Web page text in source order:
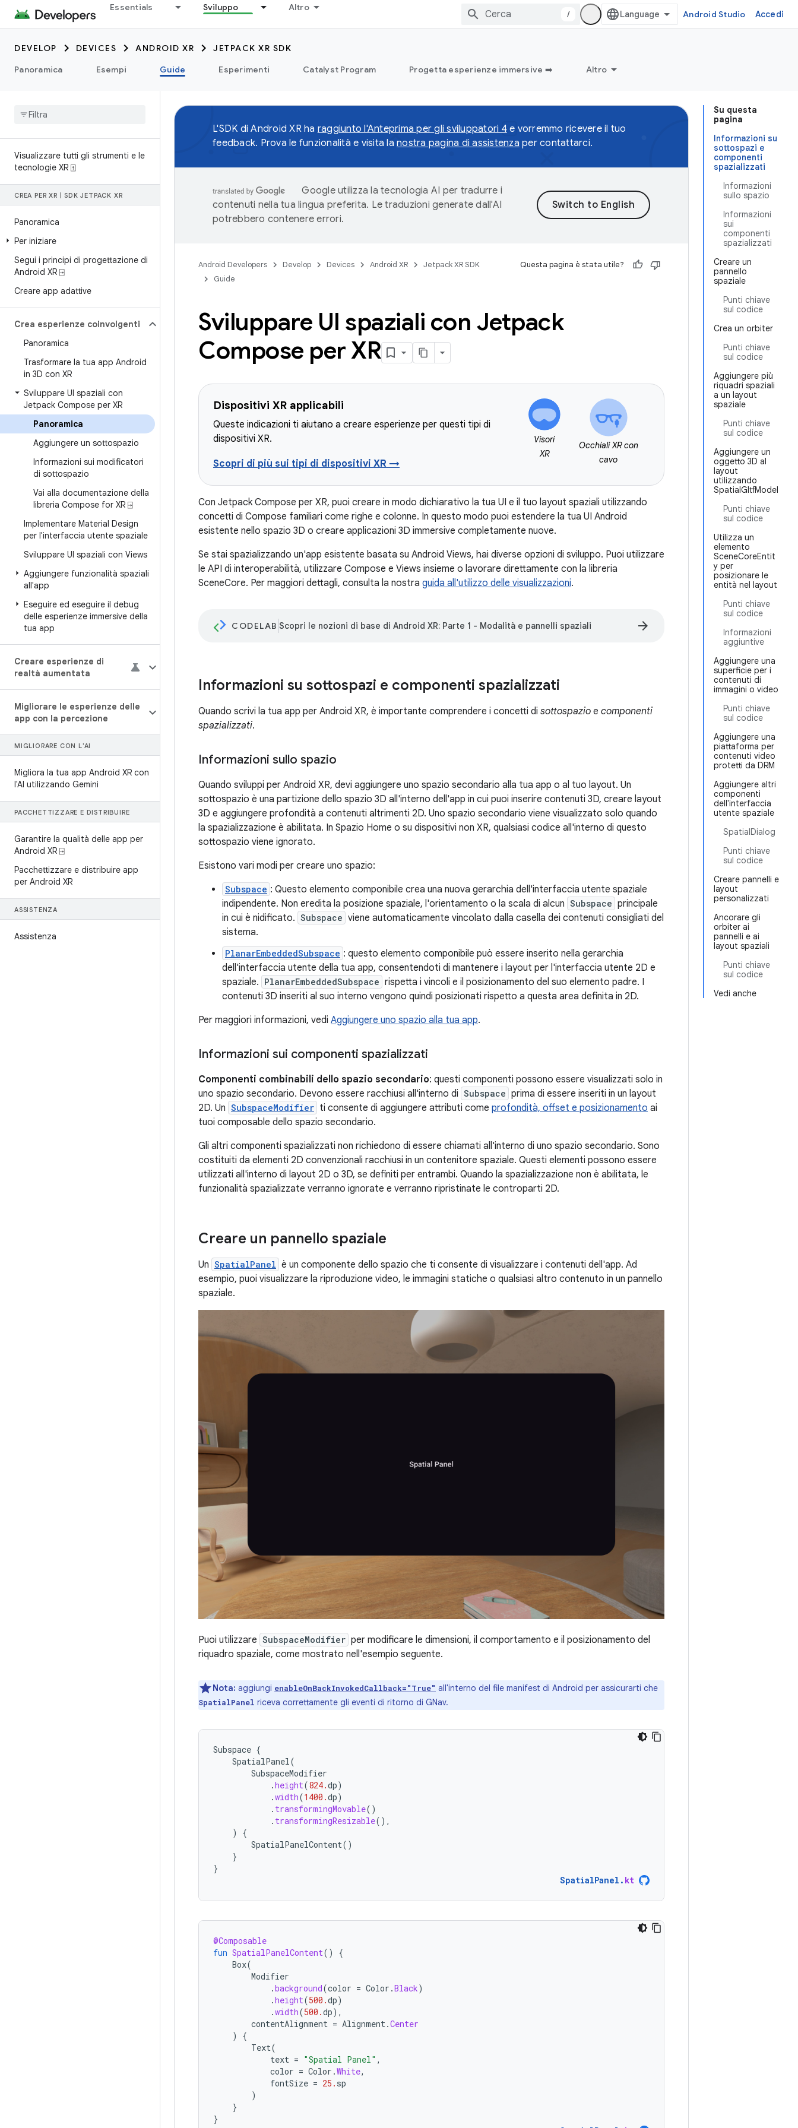
Essentials Sviluppo Altro
/ Android Studio Accedi
DEVELOP DEVICES ANDROID XR
JETPACK XR SDK
Panoramica
Esempi Guide Esperimenti Catalyst Program Progetta esperienze immersive ➡️ Altro
Visualizzare tutti gli strumenti e le
tecnologie XR ⍐
CREA PER XR SDK JETPACK XR
Panoramica
Per iniziare
Segui i principi di progettazione di
Android XR ⍈
Creare app adattive
Crea esperienze coinvolgenti
Panoramica
Trasformare la tua app Android
in 3D con XR
Sviluppare UI spaziali con
Jetpack Compose per XR
Panoramica
Aggiungere un sottospazio
Informazioni sui modificatori
di sottospazio
Vai alla documentazione della
libreria Compose for XR ⍈
Implementare Material Design
per l'interfaccia utente spaziale
Sviluppare UI spaziali con Views
Aggiungere funzionalità spaziali
all'app
Eseguire ed eseguire il debug
delle esperienze immersive della
tua app
Creare esperienze di
realtà aumentata
Migliorare le esperienze delle
app con la percezione
MIGLIORARE CON L'AI
Migliora la tua app Android XR con
l'AI utilizzando Gemini
PACCHETTIZZARE E DISTRIBUIRE
Garantire la qualità delle app per
Android XR ⍈
Pacchettizzare e distribuire app
per Android XR
ASSISTENZA
Assistenza
Su questa
pagina
Informazioni su
sottospazi e
componenti
spazializzati
Informazioni
sullo spazio
Informazioni
sui
componenti
spazializzati
Creare un
pannello
spaziale
Punti chiave
sul codice
Crea un orbiter
Punti chiave
sul codice
Aggiungere più
riquadri spaziali
a un layout
spaziale
Punti chiave
sul codice
Aggiungere un
oggetto 3D al
layout
utilizzando
SpatialGltfModel
Punti chiave
sul codice
Utilizza un
elemento
SceneCoreEntit
y per
posizionare le
entità nel layout
Punti chiave
sul codice
Informazioni
aggiuntive
Aggiungere una
superficie per i
contenuti di
immagini o video
Punti chiave
sul codice
Aggiungere una
piattaforma per
contenuti video
protetti da DRM
Aggiungere altri
componenti
dell'interfaccia
utente spaziale
SpatialDialog
Punti chiave
sul codice
Creare pannelli e
layout
personalizzati
Ancorare gli
orbiter ai
pannelli e ai
layout spaziali
Punti chiave
sul codice
Vedi anche
L'SDK di Android XR ha raggiunto l'Anteprima per gli sviluppatori 4e vorremmo ricevere il tuo
feedback. Prova le funzionalità e visita la nostra pagina di assistenza per contattarci.
Google utilizza la tecnologia AI per tradurre i
contenuti nella tua lingua preferita. Le traduzioni generate dall'AI
potrebbero contenere errori.
Android Developers Develop Devices Android XR
Jetpack XR SDK
Guide
Questa pagina è stata utile?
Sviluppare UI spaziali con Jetpack
Compose per XR
Dispositivi XR applicabili
Queste indicazioni ti aiutano a creare esperienze per questi tipi di
dispositivi XR.
Scopri di più sui tipi di dispositivi XR →
Visori
XR
Occhiali XR con
cavo
Con Jetpack Compose per XR, puoi creare in modo dichiarativo la tua UI e il tuo layout spaziali utilizzando
concetti di Compose familiari come righe e colonne. In questo modo puoi estendere la tua UI Android
esistente nello spazio 3D o creare applicazioni 3D immersive completamente nuove.
Se stai spazializzando un'app esistente basata su Android Views, hai diverse opzioni di sviluppo. Puoi utilizzare
le API di interoperabilità, utilizzare Compose e Views insieme o lavorare direttamente con la libreria
SceneCore. Per maggiori dettagli, consulta la nostra guida all'utilizzo delle visualizzazioni.
CODELAB Scopri le nozioni di base di Android XR: Parte 1 - Modalità e pannelli spaziali arrow_forward
Informazioni su sottospazi e componenti spazializzati
Quando scrivi la tua app per Android XR, è importante comprendere i concetti di sottospazio e componenti
spazializzati.
Informazioni sullo spazio
Quando sviluppi per Android XR, devi aggiungere uno spazio secondario alla tua app o al tuo layout. Un
sottospazio è una partizione dello spazio 3D all'interno dell'app in cui puoi inserire contenuti 3D, creare layout
3D e aggiungere profondità a contenuti altrimenti 2D. Uno spazio secondario viene visualizzato solo quando
la spazializzazione è abilitata. In Spazio Home o su dispositivi non XR, qualsiasi codice all'interno di questo
sottospazio viene ignorato.
Esistono vari modi per creare uno spazio:
Subspace : Questo elemento componibile crea una nuova gerarchia dell'interfaccia utente spaziale
indipendente. Non eredita la posizione spaziale, l'orientamento o la scala di alcun Subspace principale
in cui è nidificato. Subspace viene automaticamente vincolato dalla casella dei contenuti consigliati del
sistema.
PlanarEmbeddedSubspace : questo elemento componibile può essere inserito nella gerarchia
dell'interfaccia utente della tua app, consentendoti di mantenere i layout per l'interfaccia utente 2D e
spaziale. PlanarEmbeddedSubspace rispetta i vincoli e il posizionamento del suo elemento padre. I
contenuti 3D inseriti al suo interno vengono quindi posizionati rispetto a questa area definita in 2D.
Per maggiori informazioni, vedi Aggiungere uno spazio alla tua app.
Informazioni sui componenti spazializzati
Componenti combinabili dello spazio secondario: questi componenti possono essere visualizzati solo in
uno spazio secondario. Devono essere racchiusi all'interno di Subspace prima di essere inseriti in un layout
2D. Un SubspaceModifier ti consente di aggiungere attributi come profondità, offset e posizionamento ai
tuoi composable dello spazio secondario.
Gli altri componenti spazializzati non richiedono di essere chiamati all'interno di uno spazio secondario. Sono
costituiti da elementi 2D convenzionali racchiusi in un contenitore spaziale. Questi elementi possono essere
utilizzati all'interno di layout 2D o 3D, se definiti per entrambi. Quando la spazializzazione non è abilitata, le
funzionalità spazializzate verranno ignorate e verranno ripristinate le controparti 2D.
Creare un pannello spaziale
Un SpatialPanel è un componente dello spazio che ti consente di visualizzare i contenuti dell'app. Ad
esempio, puoi visualizzare la riproduzione video, le immagini statiche o qualsiasi altro contenuto in un pannello
spaziale.
Puoi utilizzare SubspaceModifier per modificare le dimensioni, il comportamento e il posizionamento del
riquadro spaziale, come mostrato nell'esempio seguente.
Nota: aggiungi enableOnBackInvokedCallback="True" all'interno del file manifest di Android per assicurarti che
SpatialPanel riceva correttamente gli eventi di ritorno di GNav.
Subspace {
SpatialPanel(
SubspaceModifier
.height(824.dp)
.width(1400.dp)
. transformingMovable()
. transformingResizable(),
)
{
SpatialPanelContent()
}
}
SpatialPanel . kt
@Composable
fun SpatialPanelContent()
{
Box(
Modifier
.background(color = Color .Black)
.height(500.dp)
.width(500.dp),
contentAlignment = Alignment.Center
)
{
Text(
text = "Spatial Panel" ,
color = Color .White,
fontSize = 25. sp
)
}
}